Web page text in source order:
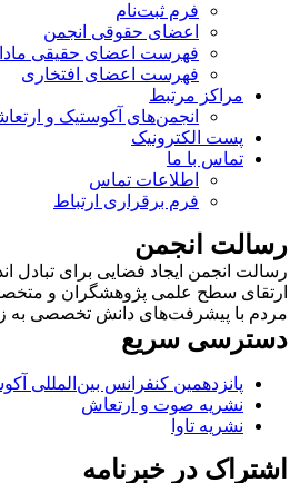
فرم ثبت‌نام
اعضای حقوقی انجمن
فهرست اعضای حقیقی مادام‌
فهرست اعضای افتخاری
مراکز مرتبط
انجمن‌های آکوستیک و
پست الکترونیک
تماس با ما
اطلاعات تماس
فرم برقراری ارتباط
انجمن
انجمن ایجاد فضایی برای تبادل
سطح علمی پژوهشگران و
با پیشرفت‌های دانش تخصصی به
سریع
پانزدهمین کنفرانس بین‌المللی
نشریه صوت و ارتعاش
نشریه تاوا
در خبرنامه